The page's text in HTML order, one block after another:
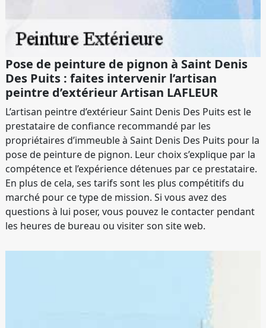
Pose de peinture de pignon à Saint Denis
Des Puits : faites intervenir l’artisan
peintre d’extérieur Artisan LAFLEUR
L’artisan peintre d’extérieur Saint Denis Des Puits est le
prestataire de confiance recommandé par les
propriétaires d’immeuble à Saint Denis Des Puits pour la
pose de peinture de pignon. Leur choix s’explique par la
compétence et l’expérience détenues par ce prestataire.
En plus de cela, ses tarifs sont les plus compétitifs du
marché pour ce type de mission. Si vous avez des
questions à lui poser, vous pouvez le contacter pendant
les heures de bureau ou visiter son site web.